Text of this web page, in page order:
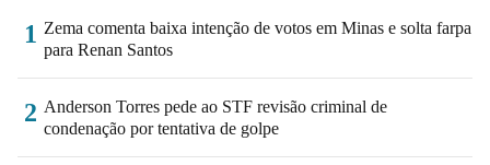
1 Zema comenta baixa intenção de votos em Minas e solta farpa
para Renan Santos
2 Anderson Torres pede ao STF revisão criminal de
condenação por tentativa de golpe